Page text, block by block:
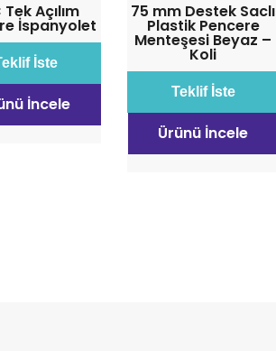
Tek Açılım
İspanyolet
İste
İncele
75 mm Destek Saclı
Plastik Pencere
Menteşesi Beyaz –
Koli
Teklif İste
Ürünü İncele